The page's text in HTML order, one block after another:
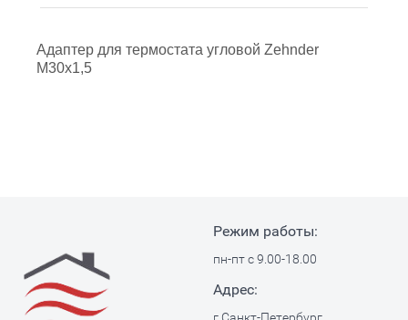
Адаптер для термостата угловой Zehnder
M30x1,5
Режим работы:
пн-пт с 9.00-18.00
Адрес: